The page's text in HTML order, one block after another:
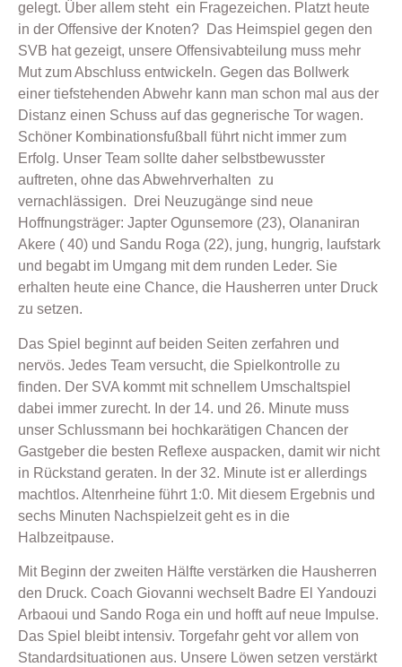
gelegt. Über allem steht ein Fragezeichen. Platzt heute
in der Offensive der Knoten? Das Heimspiel gegen den
SVB hat gezeigt, unsere Offensivabteilung muss mehr
Mut zum Abschluss entwickeln. Gegen das Bollwerk
einer tiefstehenden Abwehr kann man schon mal aus der
Distanz einen Schuss auf das gegnerische Tor wagen.
Schöner Kombinationsfußball führt nicht immer zum
Erfolg. Unser Team sollte daher selbstbewusster
auftreten, ohne das Abwehrverhalten zu
vernachlässigen. Drei Neuzugänge sind neue
Hoffnungsträger: Japter Ogunsemore (23), Olananiran
Akere ( 40) und Sandu Roga (22), jung, hungrig, laufstark
und begabt im Umgang mit dem runden Leder. Sie
erhalten heute eine Chance, die Hausherren unter Druck
zu setzen.
Das Spiel beginnt auf beiden Seiten zerfahren und
nervös. Jedes Team versucht, die Spielkontrolle zu
finden. Der SVA kommt mit schnellem Umschaltspiel
dabei immer zurecht. In der 14. und 26. Minute muss
unser Schlussmann bei hochkarätigen Chancen der
Gastgeber die besten Reflexe auspacken, damit wir nicht
in Rückstand geraten. In der 32. Minute ist er allerdings
machtlos. Altenrheine führt 1:0. Mit diesem Ergebnis und
sechs Minuten Nachspielzeit geht es in die
Halbzeitpause.
Mit Beginn der zweiten Hälfte verstärken die Hausherren
den Druck. Coach Giovanni wechselt Badre El Yandouzi
Arbaoui und Sando Roga ein und hofft auf neue Impulse.
Das Spiel bleibt intensiv. Torgefahr geht vor allem von
Standardsituationen aus. Unsere Löwen setzen verstärkt